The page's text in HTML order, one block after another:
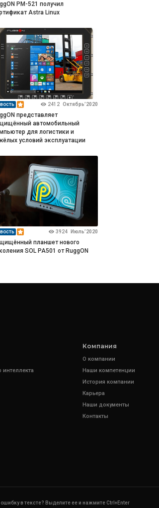
PM-521 получил
Astra Linux
2412 Октябрь’2020
представляет
автомобильный
для логистики и
условий эксплуатации
3924 Июль’2020
планшет нового
SOL PA501 от RuggON
интеллекта
Компания
О компании
Наши компетенции
История компании
Карьера
Наши документы
Контакты
в тексте? Выделите ее и нажмите Ctrl+Enter